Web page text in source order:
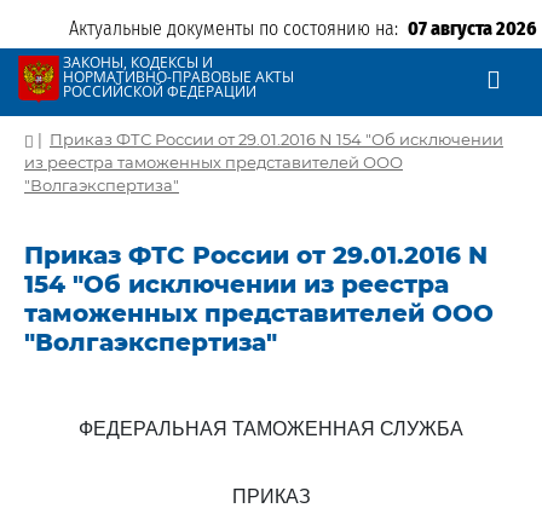
Актуальные документы по состоянию на: 07 августа 2026
ЗАКОНЫ, КОДЕКСЫ И
НОРМАТИВНО-ПРАВОВЫЕ АКТЫ
РОССИЙСКОЙ ФЕДЕРАЦИИ
| Приказ ФТС России от 29.01.2016 N 154 "Об исключении
из реестра таможенных представителей ООО
"Волгаэкспертиза"
Приказ ФТС России от 29.01.2016 N
154 "Об исключении из реестра
таможенных представителей ООО
"Волгаэкспертиза"
ФЕДЕРАЛЬНАЯ ТАМОЖЕННАЯ СЛУЖБА
ПРИКАЗ